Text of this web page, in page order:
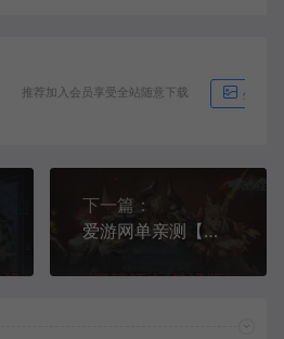
推荐加入会员享受全站随意下载 生成海
下一篇：
爱游网单亲测【黑暗领主单机版】最新整理暗黑魔幻类奇迹角色扮演手游丰富坐骑翅膀GM后台虚拟机一键端视频安装教学支持家庭局域网手机连接